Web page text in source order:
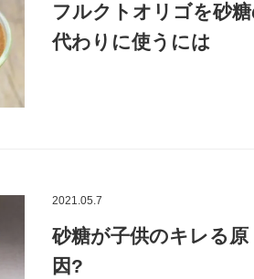
フルクトオリゴを砂
代わりに使うには
2021.05.7
砂糖が子供のキレる原
因?